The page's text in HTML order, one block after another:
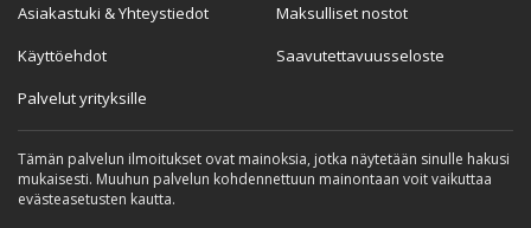
Asiakastuki & Yhteystiedot
Käyttöehdot
Palvelut yrityksille
Maksulliset nostot
Saavutettavuusseloste
Tämän palvelun ilmoitukset ovat mainoksia, jotka näytetään sinulle hakusi
mukaisesti. Muuhun palvelun kohdennettuun mainontaan voit vaikuttaa
evästeasetusten kautta.